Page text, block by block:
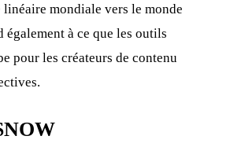
mondiale vers le monde
également à ce que les outils
pour les créateurs de contenu